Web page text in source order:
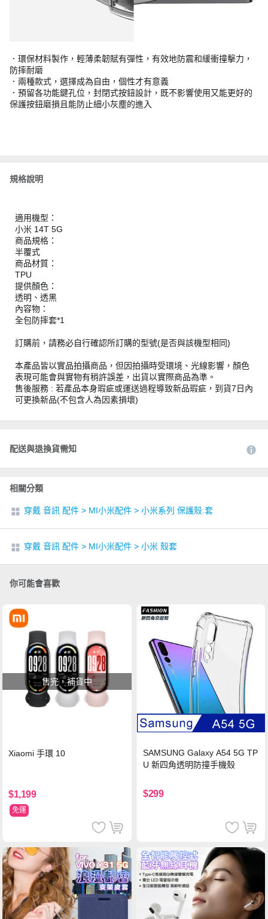
．環保材料製作，輕薄柔韌賦有彈性，有效地防震和緩衝撞擊力，
防摔耐磨
．兩種款式，選擇成為自由，個性才有意義
．預留各功能鍵孔位，封閉式按鈕設計，既不影響使用又能更好的
保護按鈕磨損且能防止細小灰塵的進入
規格說明
適用機型：
小米 14T 5G
商品規格：
半覆式
商品材質：
TPU
提供顏色：
透明、透黑
內容物：
全包防摔套*1
訂購前，請務必自行確認所訂購的型號(是否與該機型相同)
本產品皆以實品拍攝商品，但因拍攝時受環境、光線影響，顏色
表現可能會與實物有稍許誤差，出貨以實際商品為準。
售後服務 : 若產品本身瑕疵或運送過程導致新品瑕疵，到貨7日內
可更換新品(不包含人為因素損壞)
配送與退換貨需知
相關分類
穿戴 音訊 配件 > MI小米配件 > 小米系列 保護殼.套
穿戴 音訊 配件 > MI小米配件 > 小米 殼套
你可能會喜歡
售完，補貨中
Xiaomi 手環 10
$1,199
免運
SAMSUNG Galaxy A54 5G TP
U 新四角透明防撞手機殼
$299